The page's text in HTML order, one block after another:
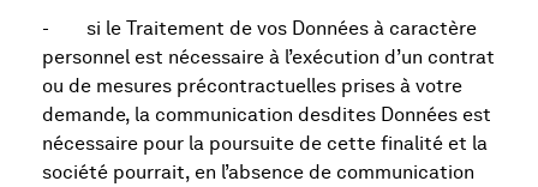
- si le Traitement de vos Données à caractère
personnel est nécessaire à l’exécution d’un contrat
ou de mesures précontractuelles prises à votre
demande, la communication desdites Données est
nécessaire pour la poursuite de cette finalité et la
société pourrait, en l’absence de communication